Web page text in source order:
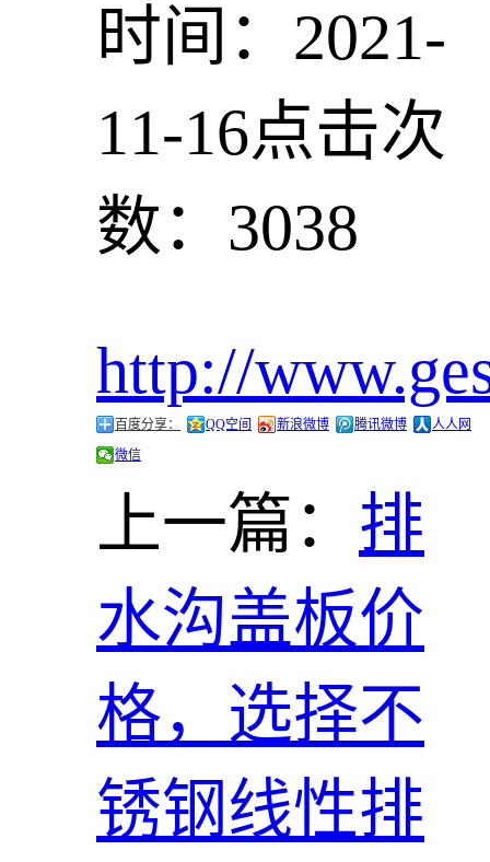
时间：2021-
11-16点击次
数：3038
http://
百度分享： QQ空间 新浪微博 腾讯微博
人人网
微信
上一篇： 排
水沟盖板价
格，选择不
锈钢线性排